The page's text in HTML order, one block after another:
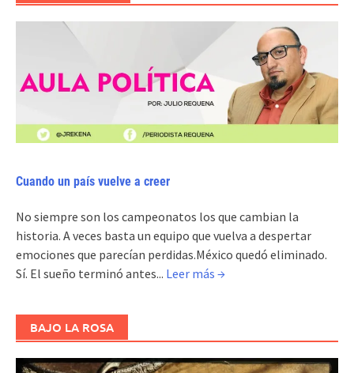
Cuando un país vuelve a creer
No siempre son los campeonatos los que cambian la
historia. A veces basta un equipo que vuelva a despertar
emociones que parecían perdidas.México quedó eliminado.
Sí. El sueño terminó antes... Leer más →
BAJO LA ROSA